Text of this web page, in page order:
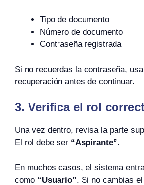
Tipo de documento
Número de documento
Contraseña registrada
Si no recuerdas la contraseña,
recuperación antes de continuar.
3. Verifica el rol
Una vez dentro, revisa la parte
El rol debe ser “Aspirante”.
En muchos casos, el sistema
como “Usuario”. Si no cambias